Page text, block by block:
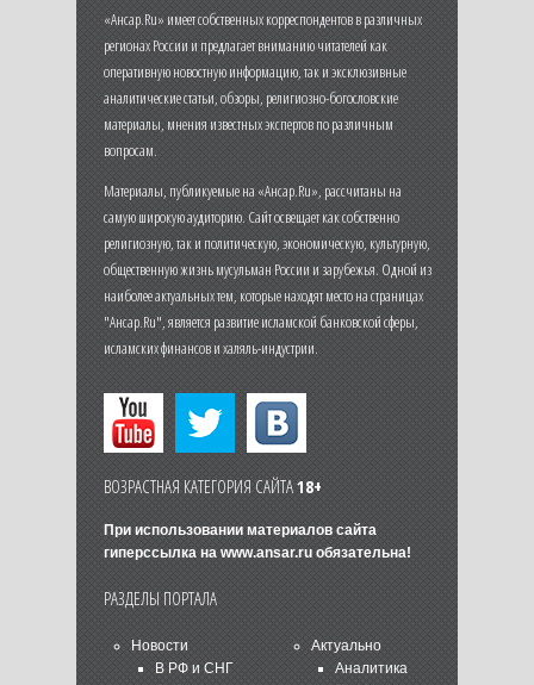
«Ансар.Ru» имеет собственных корреспондентов в различных
регионах России и предлагает вниманию читателей как
оперативную новостную информацию, так и эксклюзивные
аналитические статьи, обзоры, религиозно-богословские
материалы, мнения известных экспертов по различным
вопросам.
Материалы, публикуемые на «Ансар.Ru», рассчитаны на
самую широкую аудиторию. Сайт освещает как собственно
религиозную, так и политическую, экономическую, культурную,
общественную жизнь мусульман России и зарубежья. Одной из
наиболее актуальных тем, которые находят место на страницах
"Ансар.Ru", является развитие исламской банковской сферы,
исламских финансов и халяль-индустрии.
ВОЗРАСТНАЯ КАТЕГОРИЯ САЙТА18+
При использовании материалов сайта
гиперссылка на www.ansar.ruобязательна!
РАЗДЕЛЫ ПОРТАЛА
Новости
В РФ и СНГ
Актуально
Аналитика